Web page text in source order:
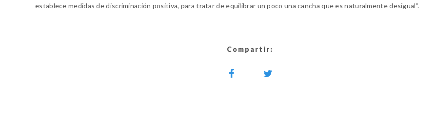
establece medidas de discriminación positiva, para tratar de equilibrar un poco una cancha que es naturalmente desigual”.
Compartir: